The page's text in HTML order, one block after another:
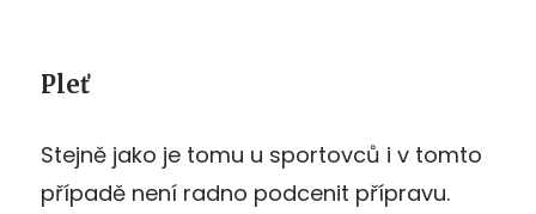
Pleť
Stejně jako je tomu u sportovců i v tomto
případě není radno podcenit přípravu.